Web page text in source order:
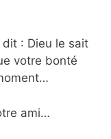
: Dieu le sait
votre bonté
ami…